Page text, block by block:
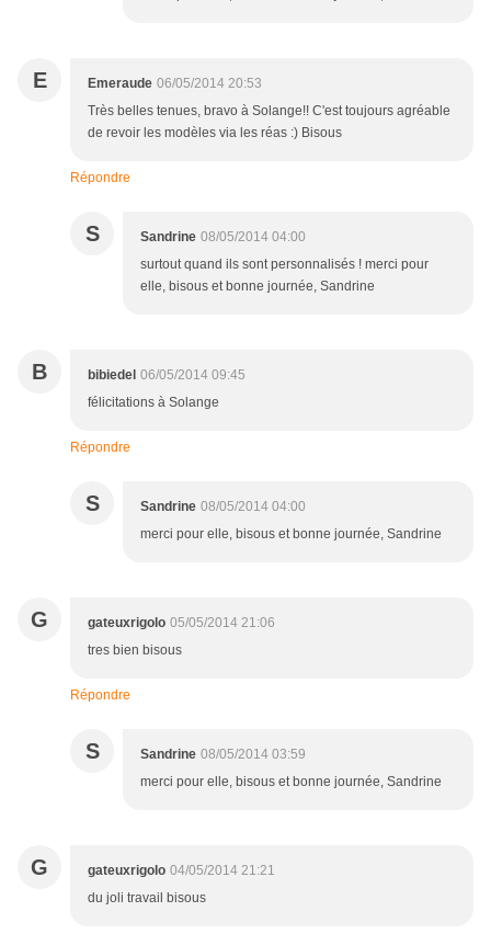
E Emeraude 06/05/2014 20:53
Très belles tenues, bravo à Solange!! C'est toujours agréable
de revoir les modèles via les réas :) Bisous
Répondre
S Sandrine 08/05/2014 04:00
surtout quand ils sont personnalisés ! merci pour
elle, bisous et bonne journée, Sandrine
B bibiedel 06/05/2014 09:45
félicitations à Solange
Répondre
S Sandrine 08/05/2014 04:00
merci pour elle, bisous et bonne journée, Sandrine
G gateuxrigolo 05/05/2014 21:06
tres bien bisous
Répondre
S Sandrine 08/05/2014 03:59
merci pour elle, bisous et bonne journée, Sandrine
G gateuxrigolo 04/05/2014 21:21
du joli travail bisous